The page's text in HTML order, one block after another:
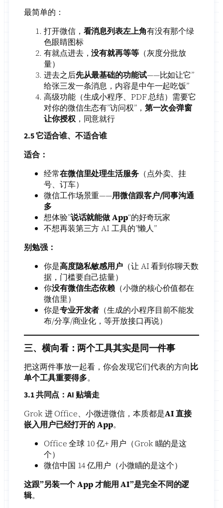
最简单的：
打开微信， 看消息列表左上角有没有那个绿
色眼睛图标
有就点进去，没有就再等等（灰度分批放
量）
进去之后先从最基础的功能试——比如让它”
给张三发一条消息，内容是中午一起吃饭”
高级功能（生成小程序、PDF 总结）需要它
对你的微信生态有”访问权”， 第一次会弹窗
让你授权，同意就行
2.5 它适合谁、不适合谁
适合：
经常在微信里处理生活服务（点外卖、挂
号、订车）
微信工作场景重——用微信跟客户/同事沟通
多
想体验”说话就能做 App“的好奇玩家
不想再装第三方 AI 工具的”懒人”
别勉强：
你是高度隐私敏感用户 （让 AI 看到你聊天数
据，门槛要自己掂量）
你没有微信生态依赖 （小微的核心价值都在
微信里）
你是专业开发者 （生成的小程序目前不能发
布/分享/商业化，等开放接口再说）
三、横向看：两个工具其实是同一件事
把这两件事放一起看，你会发现它们代表的方向比
单个工具重要得多。
3.1 共同点：AI 贴墙走
Grok 进 Office、小微进微信，本质都是AI 直接
嵌入用户已经打开的 App。
Office 全球 10 亿+ 用户（Grok 瞄的是这
个）
微信中国 14 亿用户（小微瞄的是这个）
这跟”另装一个 App 才能用 AI”是完全不同的逻
辑。